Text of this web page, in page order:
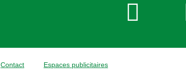
Contact Espaces publicitaires